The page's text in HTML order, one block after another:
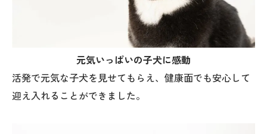
元気いっぱいの子犬に感動
活発で元気な子犬を見せてもらえ、健康面でも安心して
迎え入れることができました。